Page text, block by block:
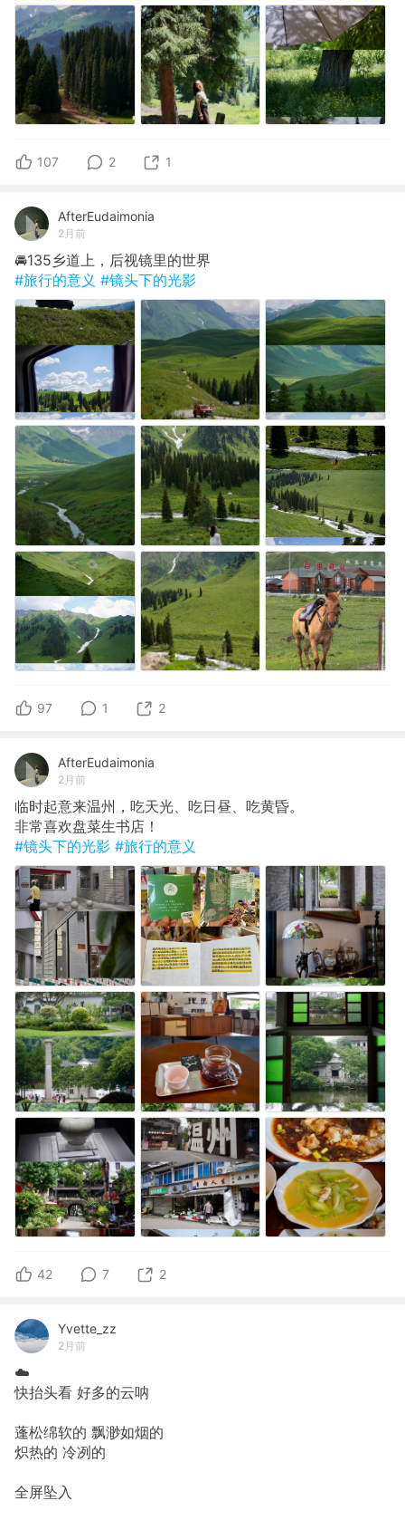
107 2 1
AfterEudaimonia
2月前
🚘135乡道上，后视镜里的世界
#旅行的意义 #镜头下的光影
97 1 2
AfterEudaimonia
2月前
临时起意来温州，吃天光、吃日昼、吃黄昏。
非常喜欢盘菜生书店！
#镜头下的光影 #旅行的意义
42 7 2
Yvette_zz
2月前
☁️
快抬头看 好多的云呐
蓬松绵软的 飘渺如烟的
炽热的 冷冽的
全屏坠入